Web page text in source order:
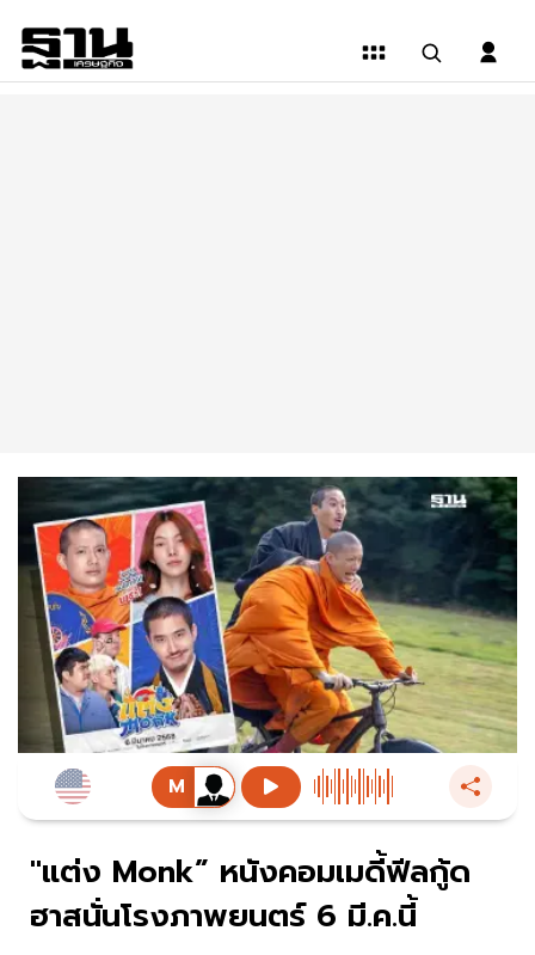
"แต่ง Monk” หนังคอมเมดี้ฟีลกู้ด
ฮาสนั่นโรงภาพยนตร์ 6 มี.ค.นี้